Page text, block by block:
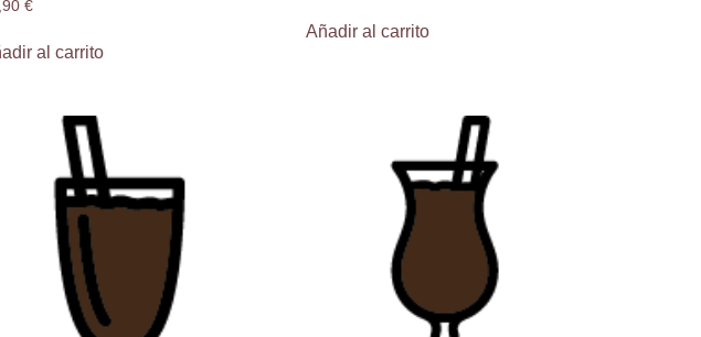
€
al carrito
Añadir al carrito